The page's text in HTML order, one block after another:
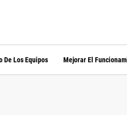
De Los Equipos Mejorar El